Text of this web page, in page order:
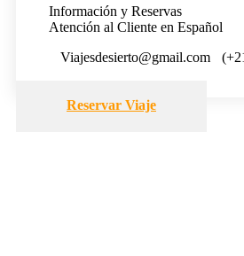
Información y Reservas
Atención al Cliente en Español
Viajesdesierto@gmail.com
Reservar Viaje